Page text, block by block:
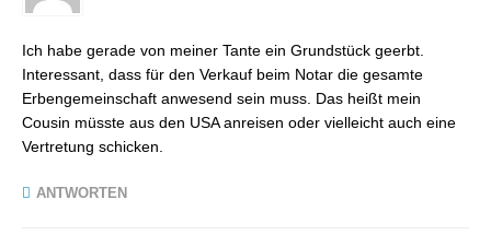
Ich habe gerade von meiner Tante ein Grundstück geerbt.
Interessant, dass für den Verkauf beim Notar die gesamte
Erbengemeinschaft anwesend sein muss. Das heißt mein
Cousin müsste aus den USA anreisen oder vielleicht auch eine
Vertretung schicken.
ANTWORTEN